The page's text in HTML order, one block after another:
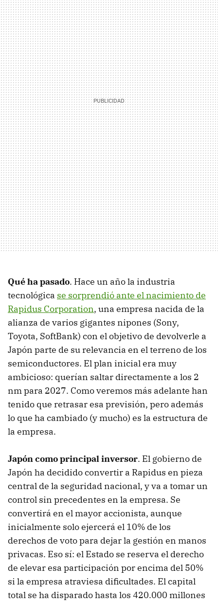
Qué ha pasado. Hace un año la industria
tecnológica se sorprendió ante el nacimiento de
Rapidus Corporation, una empresa nacida de la
alianza de varios gigantes nipones (Sony,
Toyota, SoftBank) con el objetivo de devolverle a
Japón parte de su relevancia en el terreno de los
semiconductores. El plan inicial era muy
ambicioso: querían saltar directamente a los 2
nm para 2027. Como veremos más adelante han
tenido que retrasar esa previsión, pero además
lo que ha cambiado (y mucho) es la estructura de
la empresa.
Japón comoprincipal inversor. El gobierno de
Japón ha decidido convertir a Rapidus en pieza
central de la seguridad nacional, y va a tomar un
control sin precedentes en la empresa. Se
convertirá en el mayor accionista, aunque
inicialmente solo ejercerá el 10% de los
derechos de voto para dejar la gestión en manos
privacas. Eso sí: el Estado se reserva el derecho
de elevar esa participación por encima del 50%
si la empresa atraviesa dificultades. El capital
total se ha disparado hasta los 420.000 millones